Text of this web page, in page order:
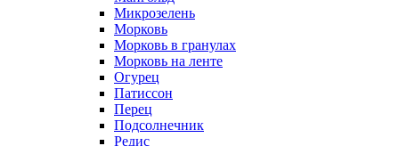
Микрозелень
Морковь
Морковь в гранулах
Морковь на ленте
Огурец
Патиссон
Перец
Подсолнечник
Редис